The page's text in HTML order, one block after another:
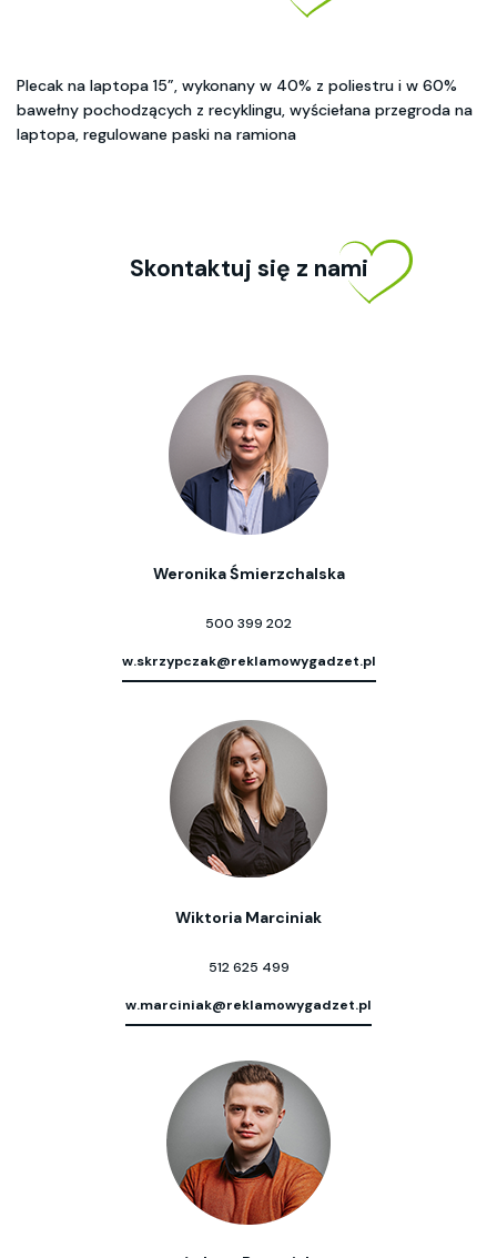
Plecak na laptopa 15”, wykonany w 40% z poliestru i w 60%
bawełny pochodzących z recyklingu, wyściełana przegroda na
laptopa, regulowane paski na ramiona
Skontaktuj się z nami
Weronika Śmierzchalska
500 399 202
w.skrzypczak@reklamowygadzet.pl
Wiktoria Marciniak
512 625 499
w.marciniak@reklamowygadzet.pl